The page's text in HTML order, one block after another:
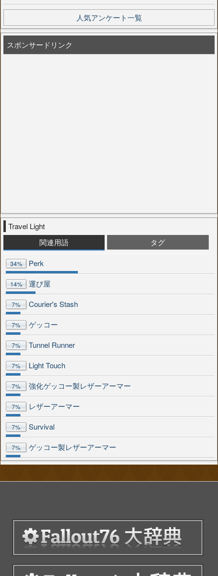
人気アンケート一覧
スポンサードリンク
Travel Light
関連用語
タグ
34% Perk
14% 運び屋
7% Courier's Stash
7% ゲッコー
7% Tunnel Runner
7% Light Touch
7% 強化ゲッコー製レザーアーマー
7% レザーアーマー
7% Survival
7% ゲッコー製レザーアーマー